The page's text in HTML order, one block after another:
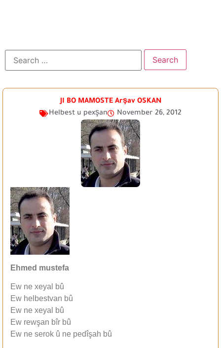
JI BO MAMOSTE Arşav OSKAN
Helbest u pexşan
November 26, 2012
Ehmed mustefa
Ew ne xeyal bû
Ew helbestvan bû
Ew ne xeyal bû
Ew rewşan bîr bû
Ew ne serok û ne pedîşah bû